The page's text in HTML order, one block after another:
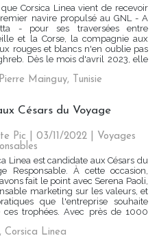
Corsica Linea vient de recevoir
navire propulsé au GNL - A
- pour ses traversées entre
et la Corse, la compagnie aux
rouges et blancs n'en oublie pas
Dès le mois d'avril 2023, elle
Pierre Mainguy, Tunisie
Césars du Voyage
Pic | 03/11/2022
Voyages
Linea est candidate aux Césars du
Responsable. À cette occasion,
fait le point avec Serena Paoli,
marketing sur les valeurs, et
que l'entreprise souhaite
trophées. Avec près de 1000
, Corsica Linea